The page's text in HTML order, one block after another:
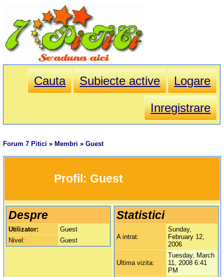
Cauta Subiecte active
Logare
Inregistrare
Forum 7 Pitici » Membri »Guest
		Profil:
Guest
Despre
Utilizator:
Guest
Nivel:
Guest
Statistici
A intrat:
Sunday,
February 12,
2006
Ultima vizita:
Tuesday, March
11, 2008 6:41
PM